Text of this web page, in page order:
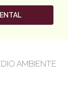
AMBIENTE